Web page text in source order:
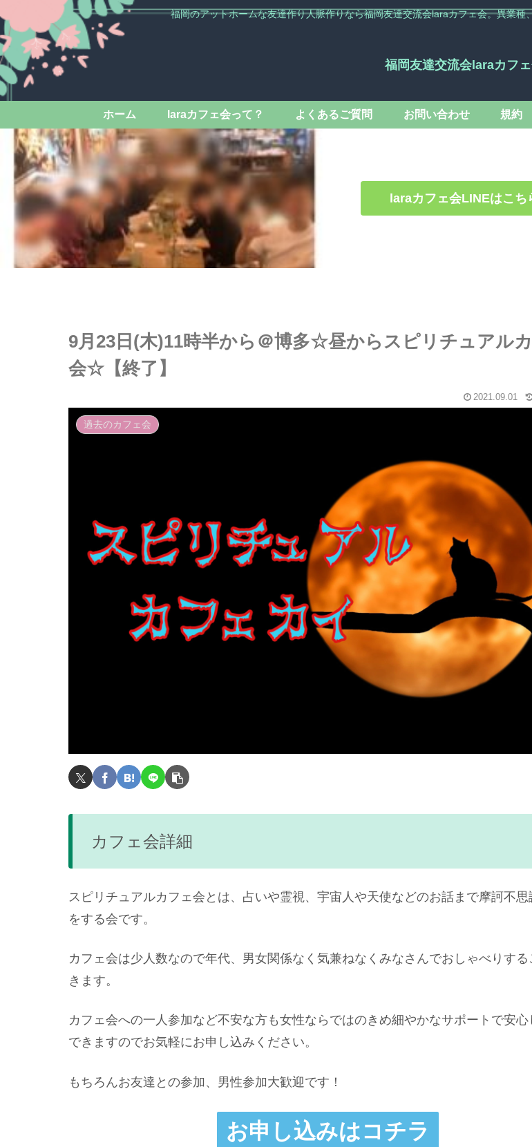
福岡のアットホームな友達作り人脈作りなら福岡友達交流会laraカフェ会。異業
福岡友達交流会laraカフ
ホーム laraカフェ会って？ よくあるご質問 お問い合わせ 規約
laraカフェ会LINEはこち
9月23日(木)11時半から＠博多☆昼からスピリチュアル
会☆【終了】
2021.09.01
過去のカフェ会
カフェ会詳細
スピリチュアルカフェ会とは、占いや霊視、宇宙人や天使などのお話まで摩訶不
をする会です。
カフェ会は少人数なので年代、男女関係なく気兼ねなくみなさんでおしゃべりする
きます。
カフェ会への一人参加など不安な方も女性ならではのきめ細やかなサポートで安心
できますのでお気軽にお申し込みください。
もちろんお友達との参加、男性参加大歓迎です！
お申し込みはコチラ